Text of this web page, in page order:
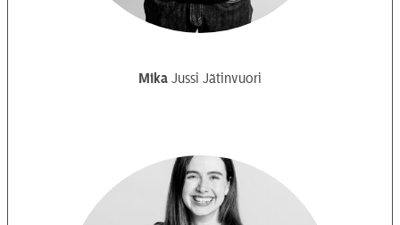
Mika Jussi Jätinvuori